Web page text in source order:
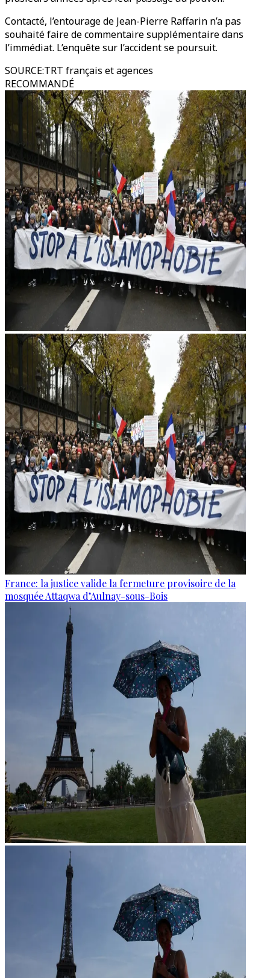
Contacté, l’entourage de Jean-Pierre Raffarin n’a pas
souhaité faire de commentaire supplémentaire dans
l’immédiat. L’enquête sur l’accident se poursuit.
SOURCE:TRT français et agences
RECOMMANDÉ
France: la justice valide la fermeture provisoire de la
mosquée Attaqwa d’Aulnay-sous-Bois